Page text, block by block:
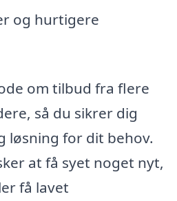
og hurtigere
om tilbud fra flere
så du sikrer dig
løsning for dit behov.
at få syet noget nyt,
få lavet